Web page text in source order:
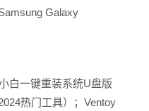
Galaxy
白一键重装系统U盘版
热门工具）；Ventoy